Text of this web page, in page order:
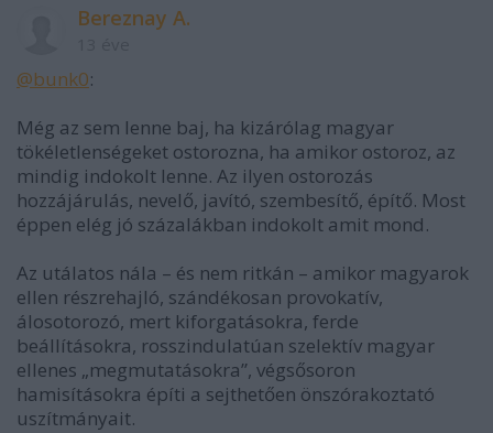
Bereznay A.
@bunk0:
Még az sem lenne baj, ha kizárólag magyar
tökéletlenségeket ostorozna, ha amikor ostoroz, az
mindig indokolt lenne. Az ilyen ostorozás
hozzájárulás, nevelő, javító, szembesítő, építő. Most
éppen elég jó százalákban indokolt amit mond.
Az utálatos nála – és nem ritkán – amikor magyarok
ellen részrehajló, szándékosan provokatív,
álosotorozó, mert kiforgatásokra, ferde
beállításokra, rosszindulatúan szelektív magyar
ellenes „megmutatásokra”, végsősoron
hamisításokra építi a sejthetően önszórakoztató
uszítmányait.